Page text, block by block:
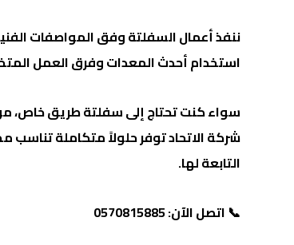
ننفذ أعمال السفلتة وفق المواصفات
استخدام أحدث المعدات وفرق العمل
سواء كنت تحتاج إلى سفلتة طريق خاص،
شركة الاتحاد توفر حلولاً متكاملة
التابعة لها.
📞 اتصل الآن: 0570815885